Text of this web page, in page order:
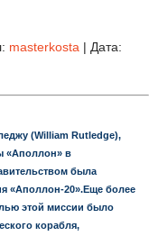
masterkosta | Дата:
(William Rutledge),
«Аполлон» в
была
«Аполлон-20».Еще более
этой миссии было
корабля,